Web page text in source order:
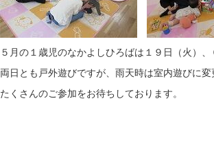
５月の１歳児のなかよしひろばは１９日（火）
両日とも戸外遊びですが、雨天時は室内遊びに
たくさんのご参加をお待ちしております。